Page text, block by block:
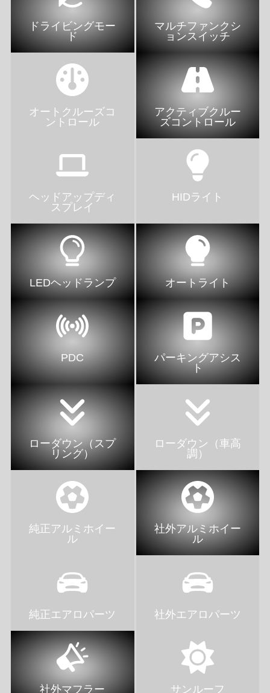
ドライビングモー
ド
マルチファンクシ
ョンスイッチ
オートクルーズコ
ントロール
アクティブクルー
ズコントロール
ヘッドアップディ
スプレイ
HIDライト
LEDヘッドランプ オートライト
PDC
パーキングアシス
ト
ローダウン（スプ
リング）
ローダウン（車高
調）
純正アルミホイー
ル
社外アルミホイー
ル
純正エアロパーツ 社外エアロパーツ
社外マフラー サンルーフ